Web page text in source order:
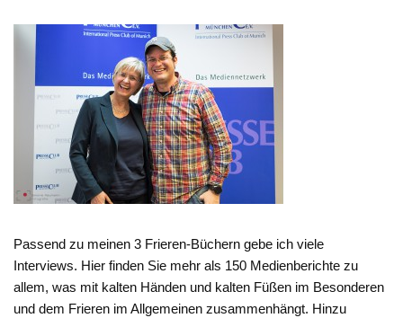
Passend zu meinen 3 Frieren-Büchern gebe ich viele
Interviews. Hier finden Sie mehr als 150 Medienberichte zu
allem, was mit kalten Händen und kalten Füßen im Besonderen
und dem Frieren im Allgemeinen zusammenhängt. Hinzu